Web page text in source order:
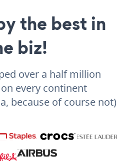
the best in
biz!
over a half million
every continent
because of course not)